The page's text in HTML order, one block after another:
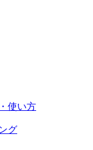
使い方
グ